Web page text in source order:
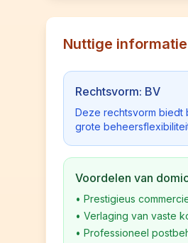
Nuttige
Rechtsvorm: BV
Deze rechtsvorm biedt
grote
Voordelen van
• Prestigieus
• Verlaging van vaste
• Professioneel